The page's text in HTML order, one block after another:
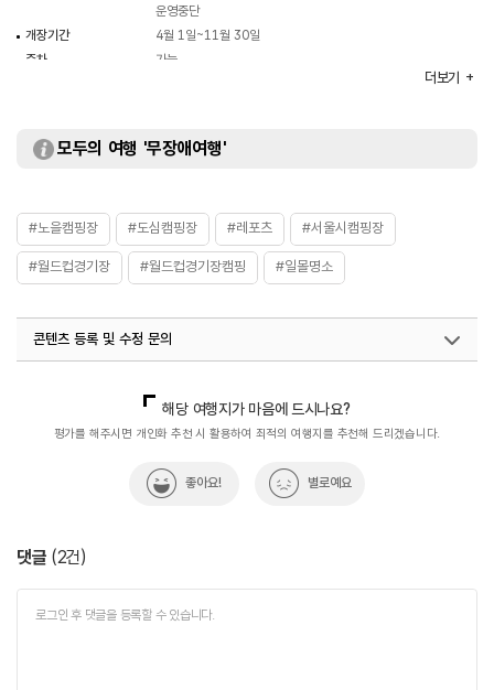
운영중단
개장기간
4월 1일~11월 30일
주차
가능
- D구역 23,000원
문의 요망
화장실
있음
더보기
모두의 여행 '무장애여행'
#노을캠핑장 #도심캠핑장 #레포츠 #서울시캠핑장
#월드컵경기장 #월드컵경기장캠핑 #일몰명소
콘텐츠 등록 및 수정 문의
해당 여행지가 마음에 드시나요?
평가를 해주시면 개인화 추천 시 활용하여 최적의 여행지를 추천해 드리겠습니다.
좋아요! 별로예요
댓글 (2건)